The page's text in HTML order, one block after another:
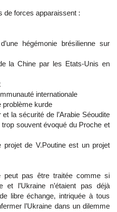
de forces apparaissent :
hégémonie brésilienne sur
la Chine par les Etats-Unis en
internationale
problème kurde
la sécurité de l’Arabie Séoudite
trop souvent évoqué du Proche et
de V.Poutine est un projet
peut pas être traitée comme si
et l’Ukraine n’étaient pas déjà
libre échange, intriquée à tous
l’Ukraine dans un dilemme